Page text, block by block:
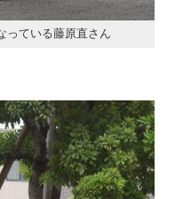
っている藤原直さん